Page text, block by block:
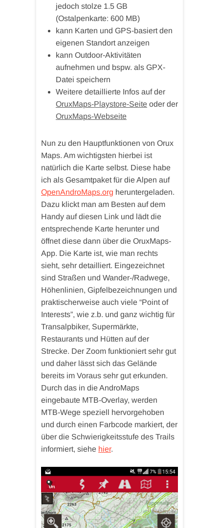
jedoch stolze 1.5 GB
(Ostalpenkarte: 600 MB)
kann Karten und GPS-basiert den
eigenen Standort anzeigen
kann Outdoor-Aktivitäten
aufnehmen und bspw. als GPX-
Datei speichern
Weitere detaillierte Infos auf der
OruxMaps-Playstore-Seite oder der
OruxMaps-Webseite
Nun zu den Hauptfunktionen von Orux
Maps. Am wichtigsten hierbei ist
natürlich die Karte selbst. Diese habe
ich als Gesamtpaket für die Alpen auf
OpenAndroMaps.org heruntergeladen.
Dazu klickt man am Besten auf dem
Handy auf diesen Link und lädt die
entsprechende Karte herunter und
öffnet diese dann über die OruxMaps-
App. Die Karte ist, wie man rechts
sieht, sehr detailliert. Eingezeichnet
sind Straßen und Wander-/Radwege,
Höhenlinien, Gipfelbezeichnungen und
praktischerweise auch viele “Point of
Interests”, wie z.b. und ganz wichtig für
Transalpbiker, Supermärkte,
Restaurants und Hütten auf der
Strecke. Der Zoom funktioniert sehr gut
und daher lässt sich das Gelände
bereits im Voraus sehr gut erkunden.
Durch das in die AndroMaps
eingebaute MTB-Overlay, werden
MTB-Wege speziell hervorgehoben
und durch einen Farbcode markiert, der
über die Schwierigkeitsstufe des Trails
informiert, siehe hier.